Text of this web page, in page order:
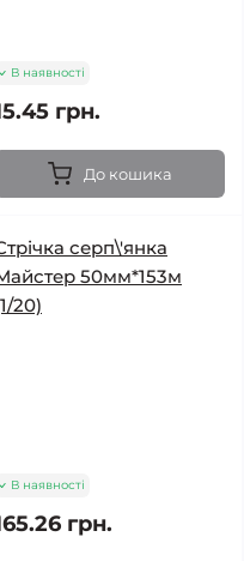
В наявності
грн.
До кошика
серп\'янка
50мм*153м
20)
В наявності
грн.